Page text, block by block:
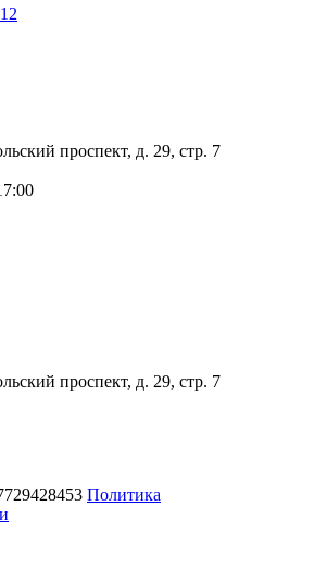
проспект, д. 29, стр. 7
проспект, д. 29, стр. 7
Политика